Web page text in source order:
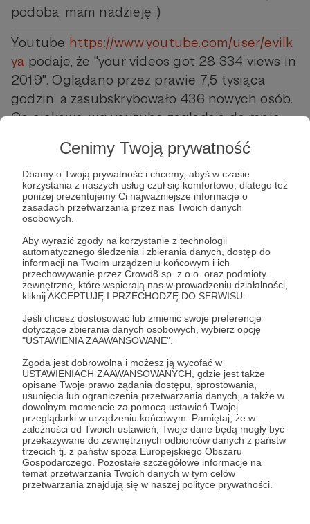
Cenimy Twoją prywatność
Dbamy o Twoją prywatność i chcemy, abyś w czasie
korzystania z naszych usług czuł się komfortowo, dlatego też
poniżej prezentujemy Ci najważniejsze informacje o
zasadach przetwarzania przez nas Twoich danych
osobowych.
Aby wyrazić zgody na korzystanie z technologii
automatycznego śledzenia i zbierania danych, dostęp do
informacji na Twoim urządzeniu końcowym i ich
przechowywanie przez Crowd8 sp. z o.o. oraz podmioty
zewnętrzne, które wspierają nas w prowadzeniu działalności,
kliknij AKCEPTUJĘ I PRZECHODZĘ DO SERWISU.
Jeśli chcesz dostosować lub zmienić swoje preferencje
dotyczące zbierania danych osobowych, wybierz opcję
"USTAWIENIA ZAAWANSOWANE".
Zgoda jest dobrowolna i możesz ją wycofać w
USTAWIENIACH ZAAWANSOWANYCH, gdzie jest także
opisane Twoje prawo żądania dostępu, sprostowania,
usunięcia lub ograniczenia przetwarzania danych, a także w
dowolnym momencie za pomocą ustawień Twojej
przeglądarki w urządzeniu końcowym. Pamiętaj, że w
zależności od Twoich ustawień, Twoje dane będą mogły być
przekazywane do zewnętrznych odbiorców danych z państw
trzecich tj. z państw spoza Europejskiego Obszaru
Gospodarczego. Pozostałe szczegółowe informacje na
temat przetwarzania Twoich danych w tym celów
przetwarzania znajdują się w naszej polityce prywatności.
podoba, mam nadzieję :)
Youtube https://www.youtube.com/user/evilk
ya podaje, że "your videos got 28 334 views in
2019". Oglądano przez prawie 7,5 tysiąca
godzin, a zasubskrybowało 436 nowych osób.
Co ciekawe, wg youtube zaglądają do mnie
Obiecuję wrzucić na tubkę kolejne odcinki
NN w wersji z kotami! Tylko potrzebuję do
tego ładnych paru godzin nagrania spokojnie
śpiących futer, a jak pewnie wiecie skądinąd,
miałam w tym roku śmierć w rodzinie, chorą
kotę, swoje własne choróbsko, czarny grzyb w
kuchni, remont... iiii teraz czekam na kolejny,
ponieważ dla odmiany sąsiadowi z góry pękła
rurka dokładnie na mój sufit. Zrobiłam się
ubezpieczeniowych i poznałam
sympatycznego sąsiada, więc są plusy, ale na
tym wszystkim cierpi koci sen w jednej
pozycji przez kilka godzin ciągiem ;)
Grupa nerdonocna na
fejsie https://www.facebook.com/groups/nerd
ynoca/
rośnie jak na drożdżach. Tylko w tym